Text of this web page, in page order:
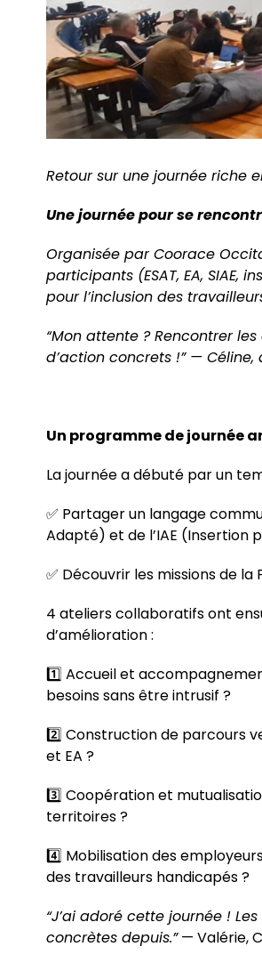
Retour sur une journée riche
Une journée pour se
Organisée par Coorace
participants (ESAT, EA,
pour l’inclusion des
“Mon attente ? Rencontrer
d’action concrets !” — Céline,
Un programme de journée
La journée a débuté par un
✅ Partager un langage
Adapté) et de l’IAE (Insertion
✅ Découvrir les missions de
4 ateliers collaboratifs ont
d’amélioration :
1️⃣ Accueil et
besoins sans être intrusif ?
2️⃣ Construction de parcours
et EA ?
3️⃣ Coopération et
territoires ?
4️⃣ Mobilisation des
des travailleurs handicapés ?
“J’ai adoré cette journée !
concrètes depuis.”— Valérie,